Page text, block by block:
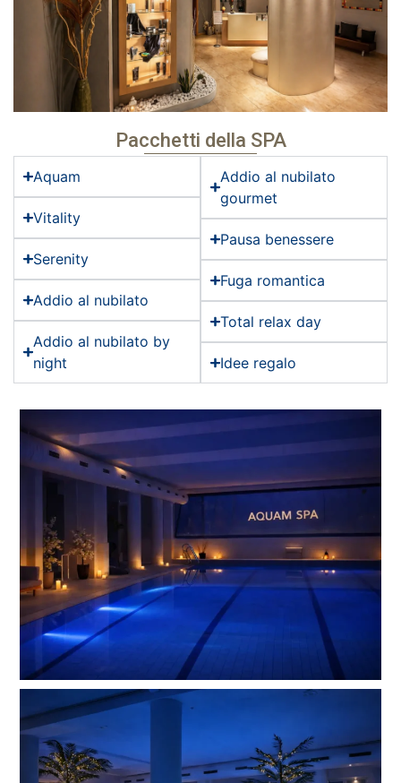
Pacchetti della SPA
Aquam
Vitality
Serenity
Addio al nubilato
Addio al nubilato by
night
Addio al nubilato
gourmet
Pausa benessere
Fuga romantica
Total relax day
Idee regalo